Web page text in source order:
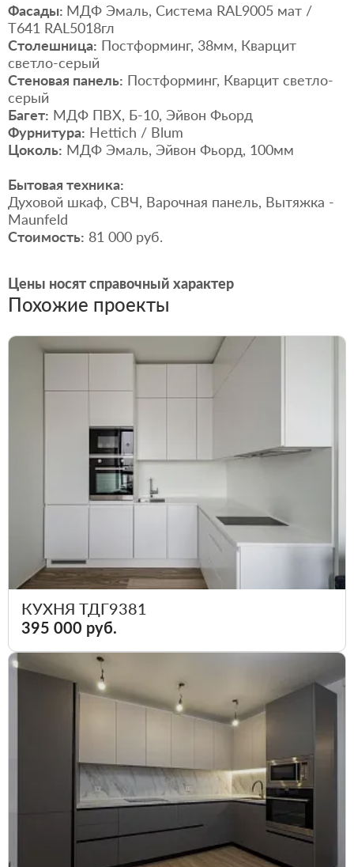
Фасады: МДФ Эмаль, Система RAL9005 мат /
Т641 RAL5018гл
Столешница: Постформинг, 38мм, Кварцит
светло-серый
Стеновая панель: Постформинг, Кварцит светло-
серый
Багет: МДФ ПВХ, Б-10, Эйвон Фьорд
Фурнитура: Hettich / Blum
Цоколь: МДФ Эмаль, Эйвон Фьорд, 100мм
Бытовая техника:
Духовой шкаф, СВЧ, Варочная панель, Вытяжка -
Maunfeld
Стоимость: 81 000 руб.
Цены носят справочный характер
Похожие проекты
КУХНЯ ТДГ9381
395 000 руб.